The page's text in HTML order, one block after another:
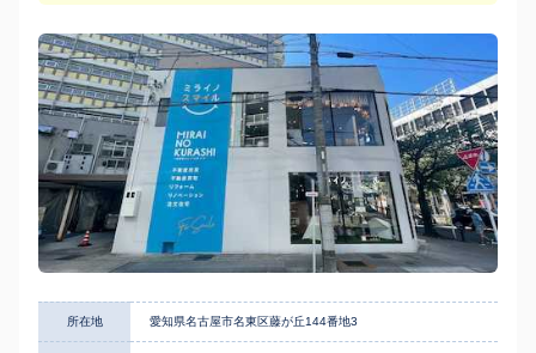
所在地 愛知県名古屋市名東区藤が丘144番地3